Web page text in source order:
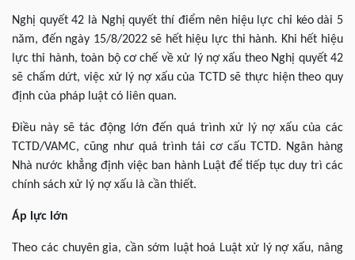
Nghị quyết 42 là Nghị quyết thí điểm nên hiệu lực chỉ kéo dài 5
năm, đến ngày 15/8/2022 sẽ hết hiệu lực thi hành. Khi hết hiệu
lực thi hành, toàn bộ cơ chế về xử lý nợ xấu theo Nghị quyết 42
sẽ chấm dứt, việc xử lý nợ xấu của TCTD sẽ thực hiện theo quy
định của pháp luật có liên quan.
Điều này sẽ tác động lớn đến quá trình xử lý nợ xấu của các
TCTD/VAMC, cũng như quá trình tái cơ cấu TCTD. Ngân hàng
Nhà nước khẳng định việc ban hành Luật để tiếp tục duy trì các
chính sách xử lý nợ xấu là cần thiết.
Áp lực lớn
Theo các chuyên gia, cần sớm luật hoá Luật xử lý nợ xấu, nâng